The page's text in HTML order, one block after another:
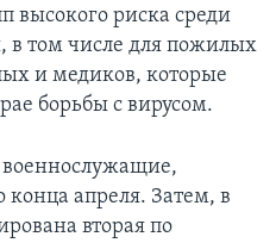
высокого риска среди
в том числе для пожилых
и медиков, которые
борьбы с вирусом.
военнослужащие,
конца апреля. Затем, в
вторая по